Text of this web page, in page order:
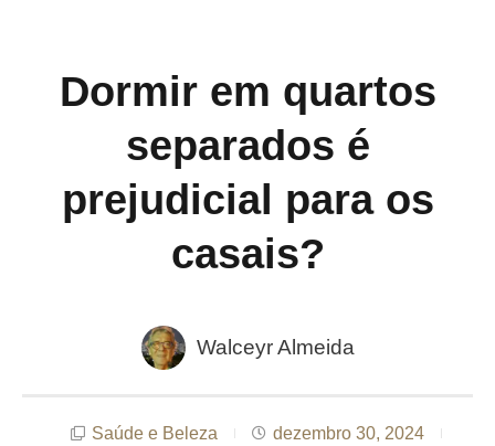
Dormir em quartos
separados é
prejudicial para os
casais?
Walceyr Almeida
Saúde e Beleza
dezembro 30, 2024